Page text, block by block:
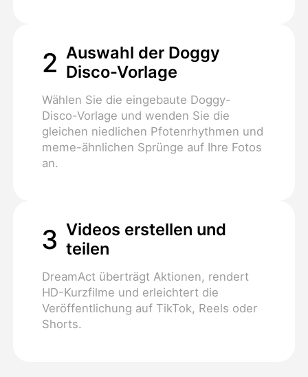
2 Auswahl der Doggy
Disco-Vorlage
Wählen Sie die eingebaute Doggy-
Disco-Vorlage und wenden Sie die
gleichen niedlichen Pfotenrhythmen und
meme-ähnlichen Sprünge auf Ihre Fotos
an.
3 Videos erstellen und
teilen
DreamAct überträgt Aktionen, rendert
HD-Kurzfilme und erleichtert die
Veröffentlichung auf TikTok, Reels oder
Shorts.